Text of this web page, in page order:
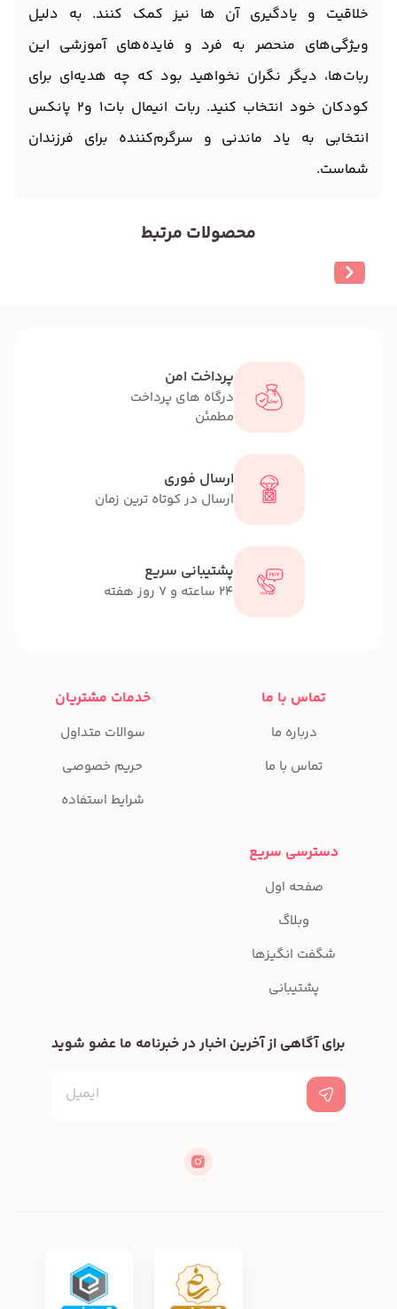
خلاقیت و یادگیری آن ‌ها نیز کمک کنند. به دلیل
ویژگی‌های منحصر به فرد و فایده‌های آموزشی این
ربات‌ها، دیگر نگران نخواهید بود که چه هدیه‌ای برای
کودکان خود انتخاب کنید. ربات انیمال بات1 و2 پانکس
انتخابی به یاد ماندنی و سرگرم‌کننده برای فرزندان
شماست.
محصولات مرتبط
پرداخت امن
درگاه های پرداخت
مطمئن
ارسال فوری
ارسال در کوتاه ترین زمان
پشتیبانی سریع
24 ساعته و 7 روز هفته
تماس با ما
درباره ما
تماس با ما
خدمات مشتریان
سوالات متداول
حریم خصوصی
شرایط استفاده
دسترسی سریع
صفحه اول
وبلاگ
شگفت انگیزها
پشتیبانی
برای آگاهی از آخرین اخبار در خبرنامه ما عضو شوید